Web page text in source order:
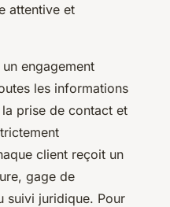
attentive et
engagement
les informations
prise de contact et
client reçoit un
gage de
suivi juridique. Pour